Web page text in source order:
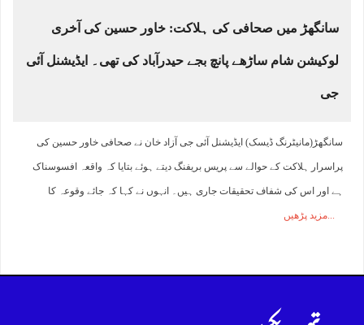
سانگھڑ میں صحافی کی ہلاکت: خاور حسین کی آخری
لوکیشن شام ساڑھے پانچ بجے حیدرآباد کی تھی۔ ایڈیشنل آئی
جی
سانگھڑ(مانیٹرنگ ڈیسک) ایڈیشنل آئی جی آزاد خان نے صحافی خاور حسین کی
پراسرار ہلاکت کے حوالے سے پریس بریفنگ دیتے ہوئے بتایا کہ واقعہ افسوسناک
ہے اور اس کی شفاف تحقیقات جاری ہیں۔ انہوں نے کہا کہ جائے وقوعہ کا
مزید پڑھیں